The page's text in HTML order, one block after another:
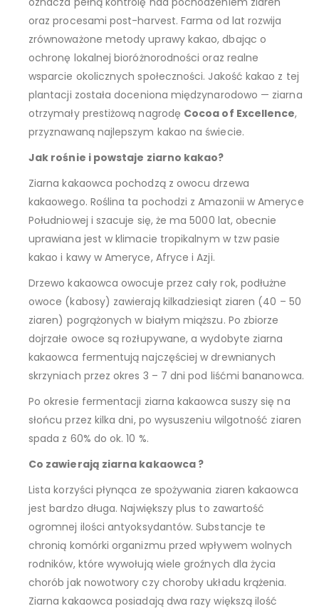
oraz procesami post-harvest. Farma od lat rozwija
zrównoważone metody uprawy kakao, dbając o
ochronę lokalnej bioróżnorodności oraz realne
wsparcie okolicznych społeczności. Jakość kakao z tej
plantacji została doceniona międzynarodowo — ziarna
otrzymały prestiżową nagrodę Cocoa of Excellence,
przyznawaną najlepszym kakao na świecie.
Jak rośnie i powstaje ziarno kakao?
Ziarna kakaowca pochodzą z owocu drzewa
kakaowego. Roślina ta pochodzi z Amazonii w Ameryce
Południowej i szacuje się, że ma 5000 lat, obecnie
uprawiana jest w klimacie tropikalnym w tzw pasie
kakao i kawy w Ameryce, Afryce i Azji.
Drzewo kakaowca owocuje przez cały rok, podłużne
owoce (kabosy) zawierają kilkadziesiąt ziaren (40 – 50
ziaren) pogrążonych w białym miąższu. Po zbiorze
dojrzałe owoce są rozłupywane, a wydobyte ziarna
kakaowca fermentują najczęściej w drewnianych
skrzyniach przez okres 3 – 7 dni pod liśćmi bananowca.
Po okresie fermentacji ziarna kakaowca suszy się na
słońcu przez kilka dni, po wysuszeniu wilgotność ziaren
spada z 60% do ok. 10 %.
Co zawierają ziarna kakaowca ?
Lista korzyści płynąca ze spożywania ziaren kakaowca
jest bardzo długa. Największy plus to zawartość
ogromnej ilości antyoksydantów. Substancje te
chronią komórki organizmu przed wpływem wolnych
rodników, które wywołują wiele groźnych dla życia
chorób jak nowotwory czy choroby układu krążenia.
Ziarna kakaowca posiadają dwa razy większą ilość